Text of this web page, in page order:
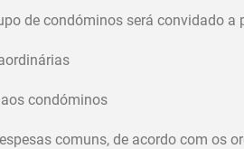
de condóminos será convidado a
condóminos
comuns, de acordo com os